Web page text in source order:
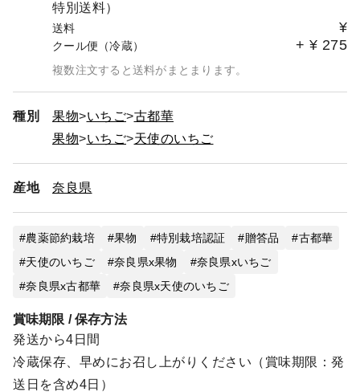
特別送料）
送料 ¥
クール便（冷蔵） + ¥ 275
複数注文すると送料がまとまります。
種別 果物 いちご 古都華
果物
いちご 天使のいちご
産地 奈良県
農薬節約栽培 果物 特別栽培認証 贈答品
古都華
天使のいちご
奈良県x果物
奈良県xいちご
奈良県x古都華
奈良県x天使のいちご
賞味期限 / 保存方法
発送から4日間
冷蔵保存、早めにお召し上がりください（賞味期限：発
送日を含め4日）